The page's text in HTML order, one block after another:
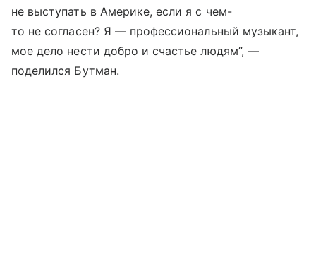
не выступать в Америке, если я с чем-
то не согласен? Я — профессиональный музыкант,
мое дело нести добро и счастье людям”, —
поделился Бутман.